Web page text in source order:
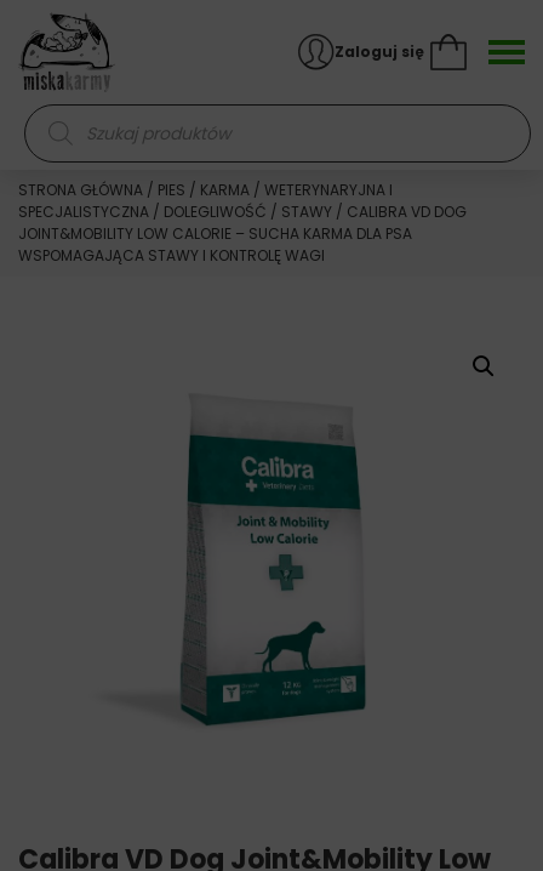
Skocz do treści
Wyszukiwarka produktów
Zaloguj się
STRONA GŁÓWNA / PIES / KARMA / WETERYNARYJNA I
SPECJALISTYCZNA / DOLEGLIWOŚĆ / STAWY / CALIBRA VD DOG
JOINT&MOBILITY LOW CALORIE – SUCHA KARMA DLA PSA
WSPOMAGAJĄCA STAWY I KONTROLĘ WAGI
Calibra VD Dog Joint&Mobility Low